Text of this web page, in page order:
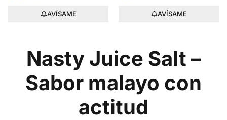
AVÍSAME AVÍSAME
Nasty Juice Salt –
Sabor malayo con
actitud